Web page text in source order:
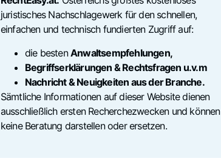
juristisches Nachschlagewerk für den schnellen,
einfachen und technisch fundierten Zugriff auf:
die bestenAnwaltsempfehlungen,
Begriffserklärungen & Rechtsfragen u.v.m
Nachricht & Neuigkeiten aus der Branche.
Sämtliche Informationen auf dieser Website dienen
ausschließlich ersten Recherchezwecken und können
keine Beratung darstellen oder ersetzen.